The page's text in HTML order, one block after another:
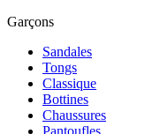
Garçons
Sandales
Tongs
Classique
Bottines
Chaussures
Pantoufles